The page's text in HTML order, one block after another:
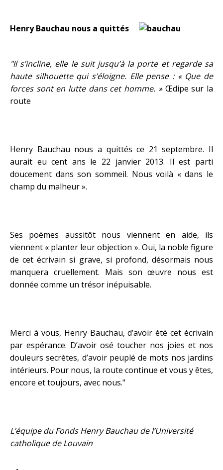
Henry Bauchau nous a quittés
"Il s’incline, elle le suit jusqu’à la porte et regarde sa
haute silhouette qui s’éloigne. Elle pense : « Que de
forces sont en lutte dans cet homme. »Œdipe sur la
route
Henry Bauchau nous a quittés ce 21 septembre. Il
aurait eu cent ans le 22 janvier 2013. Il est parti
doucement dans son sommeil. Nous voilà « dans le
champ du malheur ».
Ses poèmes aussitôt nous viennent en aide, ils
viennent « planter leur objection ». Oui, la noble figure
de cet écrivain si grave, si profond, désormais nous
manquera cruellement. Mais son œuvre nous est
donnée comme un trésor inépuisable.
Merci à vous, Henry Bauchau, d’avoir été cet écrivain
par espérance. D’avoir osé toucher nos joies et nos
douleurs secrètes, d’avoir peuplé de mots nos jardins
intérieurs. Pour nous, la route continue et vous y êtes,
encore et toujours, avec nous."
L’équipe duFonds Henry Bauchau de l’Université
catholique de Louvain